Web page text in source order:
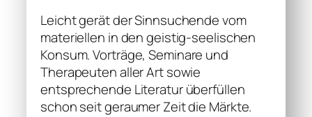
Leicht gerät der Sinnsuchende vom
materiellen in den geistig-seelischen
Konsum. Vorträge, Seminare und
Therapeuten aller Art sowie
entsprechende Literatur überfüllen
schon seit geraumer Zeit die Märkte.